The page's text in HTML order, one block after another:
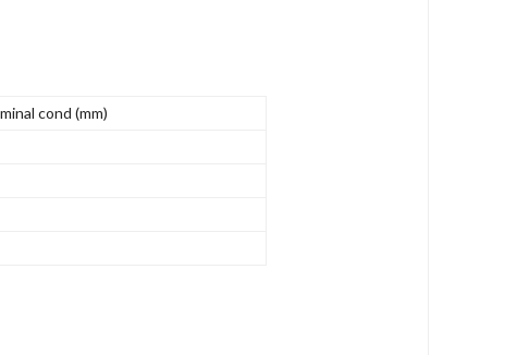
cond (mm)